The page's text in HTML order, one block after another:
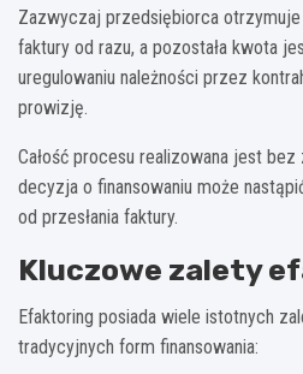
Zazwyczaj przedsiębiorca
faktury od razu, a pozostała kwota
uregulowaniu należności przez
prowizję.
Całość procesu realizowana jest
decyzja o finansowaniu może
od przesłania faktury.
Kluczowe zalety
Efaktoring posiada wiele istotnych
tradycyjnych form finansowania: